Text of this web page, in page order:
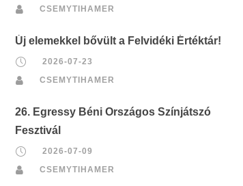
CSEMYTIHAMER
Új elemekkel bővült a Felvidéki Értéktár!
2026-07-23
CSEMYTIHAMER
26. Egressy Béni Országos Színjátszó
Fesztivál
2026-07-09
CSEMYTIHAMER